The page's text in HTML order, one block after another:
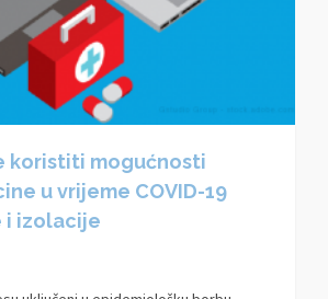
koristiti mogućnosti
u vrijeme COVID-19
i izolacije